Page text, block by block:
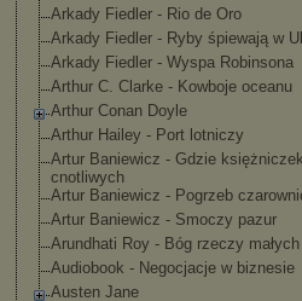
Arkady Fiedler - Rio de Oro
Arkady Fiedler - Ryby śpiewają w
Arkady Fiedler - Wyspa Robinsona
Arthur C. Clarke - Kowboje oceanu
Arthur Conan Doyle
Arthur Hailey - Port lotniczy
Artur Baniewicz - Gdzie
cnotliwych
Artur Baniewicz - Pogrzeb
Artur Baniewicz - Smoczy pazur
Arundhati Roy - Bóg rzeczy małych
Audiobook - Negocjacje w biznesie
Austen Jane